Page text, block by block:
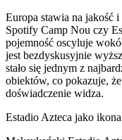
Europa stawia na jakość
Spotify Camp Nou czy
pojemność oscyluje
jest bezdyskusyjnie
stało się jednym z
obiektów, co pokazuje,
doświadczenie widza.
Estadio Azteca jako